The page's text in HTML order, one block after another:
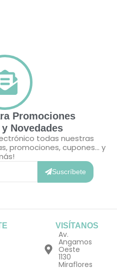
Promociones
Novedades
todas nuestras
promociones, cupones... y
Suscríbete
VISÍTANOS
Av.
Angamos
Oeste
1130
Miraflores